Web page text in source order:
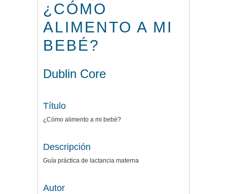
¿CÓMO
ALIMENTO A MI
BEBÉ?
Dublin Core
Título
¿Cómo alimento a mi bebé?
Descripción
Guía práctica de lactancia materna
Autor